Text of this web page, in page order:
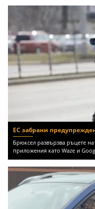
ЕС забрани
Брюксел развързва ръцете
приложения като Waze и